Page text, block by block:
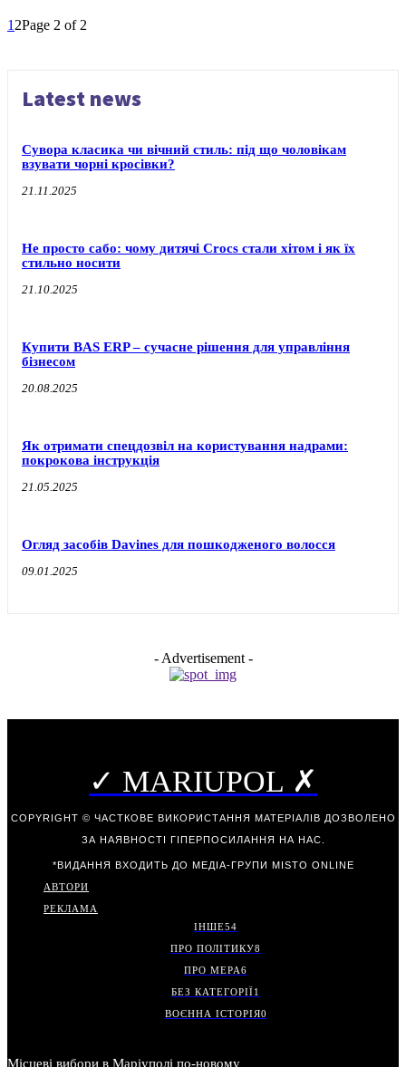
1 2Page 2 of 2
Latest news
Сувора класика чи вічний стиль: під що чоловікам
взувати чорні кросівки?
21.11.2025
Не просто сабо: чому дитячі Crocs стали хітом і як їх
стильно носити
21.10.2025
Купити BAS ERP – сучасне рішення для управління
бізнесом
20.08.2025
Як отримати спецдозвіл на користування надрами:
покрокова інструкція
21.05.2025
Огляд засобів Davines для пошкодженого волосся
09.01.2025
- Advertisement -
✓ MARIUPOL ✗
COPYRIGHT © ЧАСТКОВЕ ВИКОРИСТАННЯ МАТЕРІАЛІВ ДОЗВОЛЕНО
ЗА НАЯВНОСТІ ГІПЕРПОСИЛАННЯ НА НАС.
*ВИДАННЯ ВХОДИТЬ ДО МЕДІА-ГРУПИ MISTO ONLINE
АВТОРИ
РЕКЛАМА
ІНШЕ54
ПРО ПОЛІТИКУ8
ПРО МЕРА6
БЕЗ КАТЕГОРІЇ1
ВОЄННА ІСТОРІЯ0
Місцеві вибори в Маріуполі по-новому